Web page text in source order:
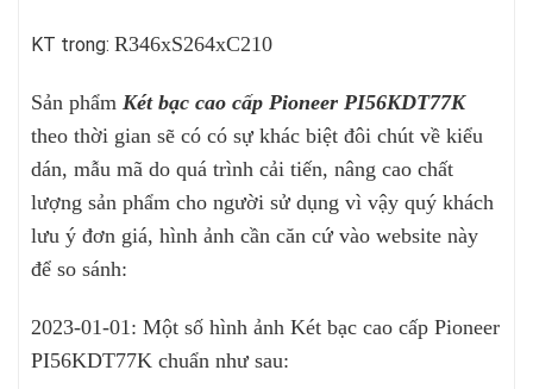
KT trong: R346xS264xC210
Sản phẩm Két bạc cao cấp Pioneer PI56KDT77K
theo thời gian sẽ có có sự khác biệt đôi chút về kiểu
dán, mẫu mã do quá trình cải tiến, nâng cao chất
lượng sản phẩm cho người sử dụng vì vậy quý khách
lưu ý đơn giá, hình ảnh cần căn cứ vào website này
để so sánh:
2023-01-01: Một số hình ảnh Két bạc cao cấp Pioneer
PI56KDT77K chuẩn như sau: